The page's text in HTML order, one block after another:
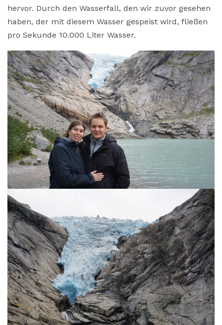
hervor. Durch den Wasserfall, den wir zuvor gesehen
haben, der mit diesem Wasser gespeist wird, fließen
pro Sekunde 10.000 Liter Wasser.